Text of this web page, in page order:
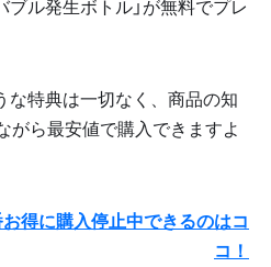
ブル発生ボトル」が無料でプレ
特典は一切なく、商品の知
がら最安値で購入できますよ
得に購入停止中できるのはコ
コ！